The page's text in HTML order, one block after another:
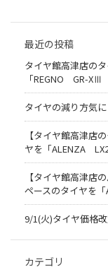
最近の投稿
タイヤ館高津店の
「REGNO GR-XⅢ
タイヤの減り方気
【タイヤ館高津店
ヤを「ALENZA
【タイヤ館高津店
ペースのタイヤを
9/1(火)タイヤ価格
カテゴリ